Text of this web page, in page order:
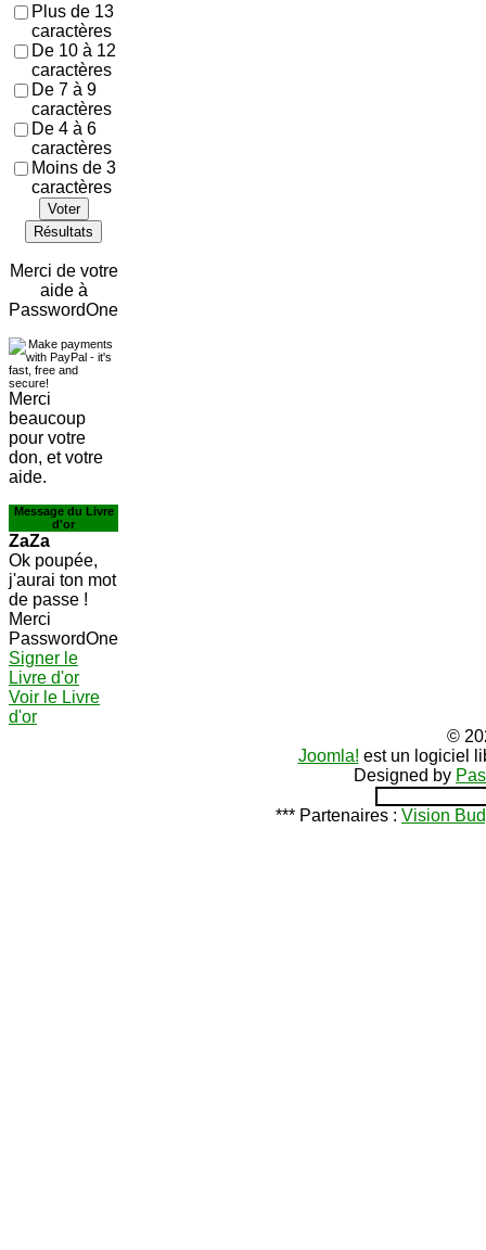
Plus de 13
caractères
De 10 à 12
caractères
De 7 à 9
caractères
De 4 à 6
caractères
Moins de 3
caractères
Voter
Résultats
Merci de votre
aide à
PasswordOne
Merci
beaucoup
pour votre
don, et votre
aide.
Message du Livre
d'or
ZaZa
Ok poupée,
j'aurai ton mot
de passe !
Merci
PasswordOne
Signer le
Livre d'or
Voir le Livre
d'or
©
Joomla! est un logiciel
Designed by
*** Partenaires : Vision